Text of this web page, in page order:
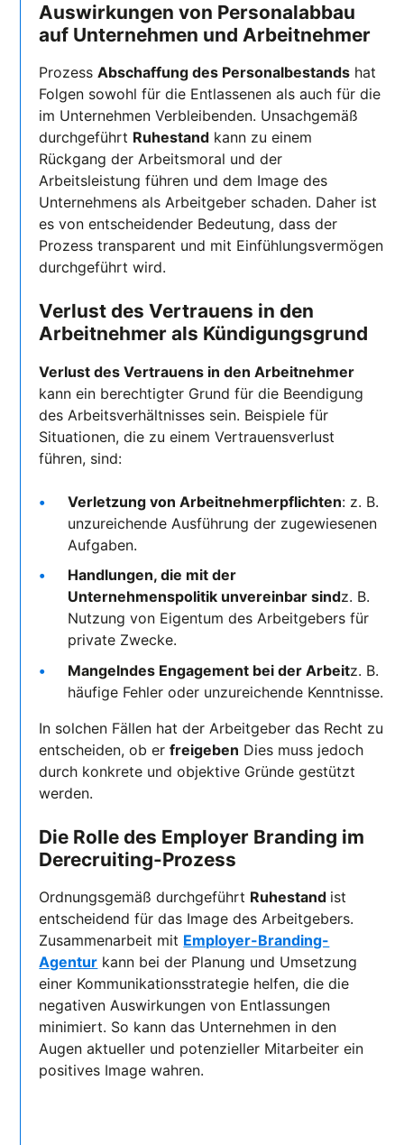
Auswirkungen von Personalabbau
auf Unternehmen und Arbeitnehmer
ProzessAbschaffung des Personalbestands hat
Folgen sowohl für die Entlassenen als auch für die
im Unternehmen Verbleibenden. Unsachgemäß
durchgeführt Ruhestand kann zu einem
Rückgang der Arbeitsmoral und der
Arbeitsleistung führen und dem Image des
Unternehmens als Arbeitgeber schaden. Daher ist
es von entscheidender Bedeutung, dass der
Prozess transparent und mit Einfühlungsvermögen
durchgeführt wird.
Verlust des Vertrauens in den
Arbeitnehmer als Kündigungsgrund
Verlust des Vertrauens in den Arbeitnehmer
kann ein berechtigter Grund für die Beendigung
des Arbeitsverhältnisses sein. Beispiele für
Situationen, die zu einem Vertrauensverlust
führen, sind:
Verletzung von Arbeitnehmerpflichten: z. B.
unzureichende Ausführung der zugewiesenen
Aufgaben.
Handlungen, die mit der
Unternehmenspolitik unvereinbar sindz. B.
Nutzung von Eigentum des Arbeitgebers für
private Zwecke.
Mangelndes Engagement bei der Arbeitz. B.
häufige Fehler oder unzureichende Kenntnisse.
In solchen Fällen hat der Arbeitgeber das Recht zu
entscheiden, ob erfreigeben Dies muss jedoch
durch konkrete und objektive Gründe gestützt
werden.
Die Rolle des Employer Branding im
Derecruiting-Prozess
Ordnungsgemäß durchgeführt Ruhestand ist
entscheidend für das Image des Arbeitgebers.
Zusammenarbeit mit Employer-Branding-
Agentur kann bei der Planung und Umsetzung
einer Kommunikationsstrategie helfen, die die
negativen Auswirkungen von Entlassungen
minimiert. So kann das Unternehmen in den
Augen aktueller und potenzieller Mitarbeiter ein
positives Image wahren.